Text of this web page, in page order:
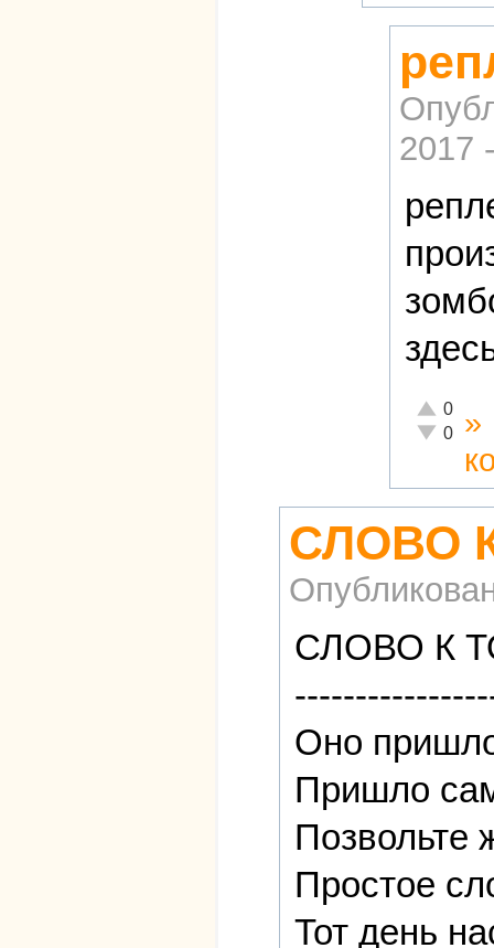
2017
Отлично!
0
0
»
СЛОВО
СЛОВО К
Оно
Пришло
Позвольте
Простое
Тот день